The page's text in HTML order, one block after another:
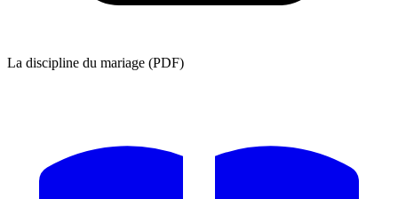
La discipline du mariage (PDF)